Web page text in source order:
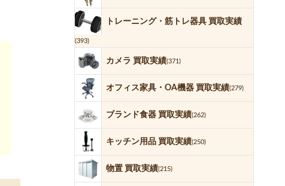
トレーニング・筋トレ器具 買取実績
(393)
カメラ 買取実績(371)
オフィス家具・OA機器 買取実績(279)
ブランド食器 買取実績(262)
キッチン用品 買取実績(250)
物置 買取実績(215)